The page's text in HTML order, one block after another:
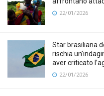
22/01/2026
Star brasiliana
rischia
aver criticato
22/01/2026